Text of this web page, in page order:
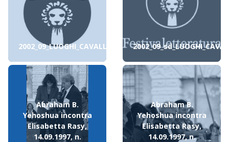
2002_09_LUOGHI_CAVALLERIZZA
Abraham B.
Yehoshua incontra
Elisabetta Rasy,
14.09.1997, n.
Abraham B.
Yehoshua incontra
Elisabetta Rasy,
14.09.1997, n.